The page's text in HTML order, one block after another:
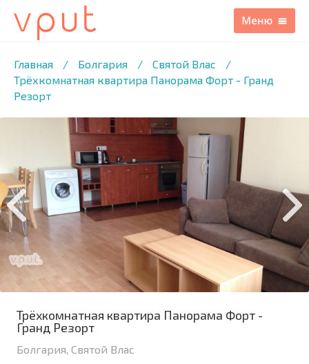
Главная / Болгария / Святой Влас
/
Трёхкомнатная квартира Панорама Форт - Гранд
Резорт
/29 ФОТО
Трёхкомнатная квартира Панорама Форт -
Гранд Резорт
Болгария, Святой Влас